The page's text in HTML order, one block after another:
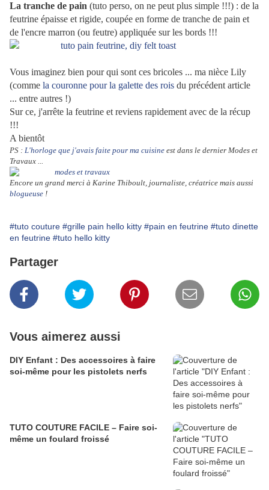
La tranche de pain (tuto perso, on ne peut plus simple !!!) : de la
feutrine épaisse et rigide, coupée en forme de tranche de pain et
de l'encre marron (ou feutre) appliquée sur les bords !!!
Vous imaginez bien pour qui sont ces bricoles ... ma nièce Lily
(comme la couronne pour la galette des rois du précédent article
... entre autres !)
Sur ce, j'arrête la feutrine et reviens rapidement avec de la récup
!!!
A bientôt
PS : L'horloge que j'avais faite pour ma cuisine est dans le dernier Modes et
Travaux ...
Encore un grand merci à Karine Thiboult, journaliste, créatrice mais aussi
blogueuse !
#tuto couture #grille pain hello kitty #pain en feutrine #tuto dinette
en feutrine #tuto hello kitty
Partager
Vous aimerez aussi
DIY Enfant : Des accessoires à faire
soi-même pour les pistolets nerfs
TUTO COUTURE FACILE – Faire soi-
même un foulard froissé